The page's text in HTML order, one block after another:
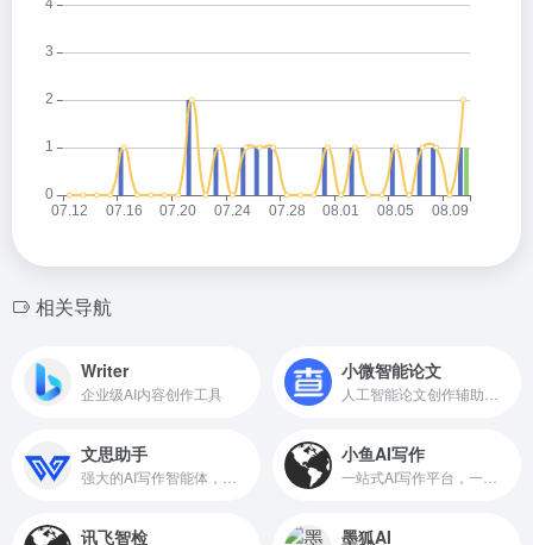
相关导航
Writer
企业级AI内容创作工具
小微智能论文
文思助手 小鱼AI写作
讯飞智检 墨狐AI